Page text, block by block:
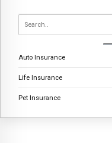
Auto Insurance
Life Insurance
Pet Insurance